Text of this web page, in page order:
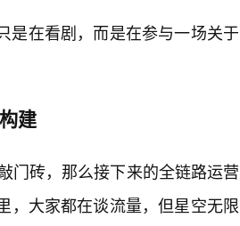
在看剧，而是在参与一场关于
建
门砖，那么接下来的全链路运营
，大家都在谈流量，但星空无限